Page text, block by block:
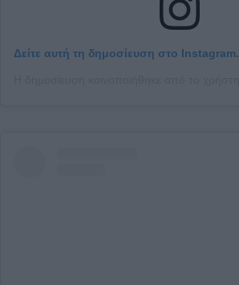
Δείτε αυτή τη δημοσίευση στο Instagram.